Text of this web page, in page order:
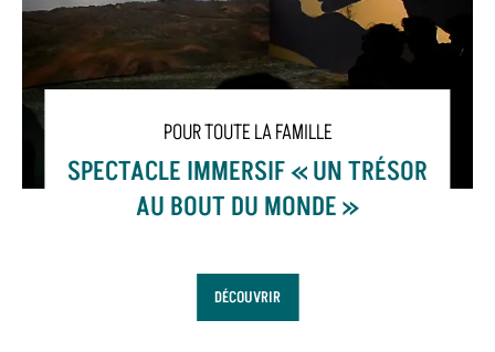
POUR TOUTE LA FAMILLE
SPECTACLE IMMERSIF « UN TRÉSOR
AU BOUT DU MONDE »
DÉCOUVRIR